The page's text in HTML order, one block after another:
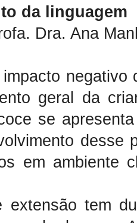
da linguagem
Dra. Ana
geral da
se
desse
em ambiente
extensão tem